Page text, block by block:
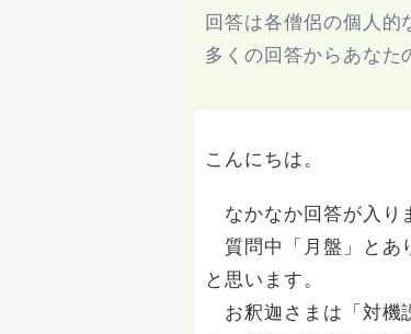
回答は各僧侶の個人的
多くの回答からあなた
こんにちは。
なかなか回答が入り
質問中「月盤」とあ
と思います。
お釈迦さまは「対機